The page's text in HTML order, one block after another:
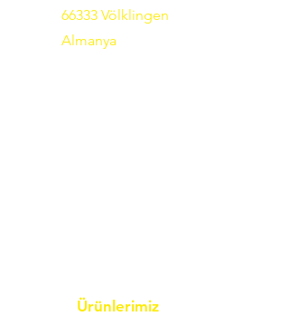
66333 Völklingen
Almanya
Ürünlerimiz